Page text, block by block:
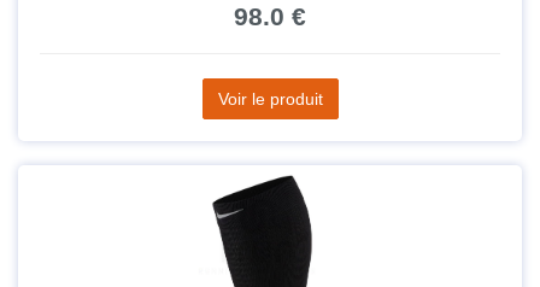
98.0 €
Voir le produit